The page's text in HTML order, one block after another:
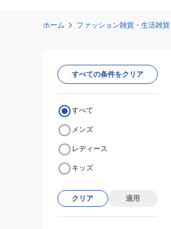
ホーム ファッション雑貨・生活雑貨
すべての条件をクリア
すべて
メンズ
レディース
キッズ
クリア 適用